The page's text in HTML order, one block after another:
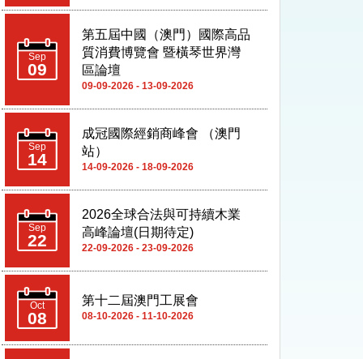
Sep
14
成冠國際經銷商峰會 （澳門
站）
14-09-2026 - 18-09-2026
Sep
22
高峰論壇(日期待定)
22-09-2026 - 23-09-2026
08 08-10-2026 - 11-10-2026
09
第四屆亞洲超級收藏家大會
09-10-2026 - 11-10-2026
第三屆粵港澳大灣區市政工程